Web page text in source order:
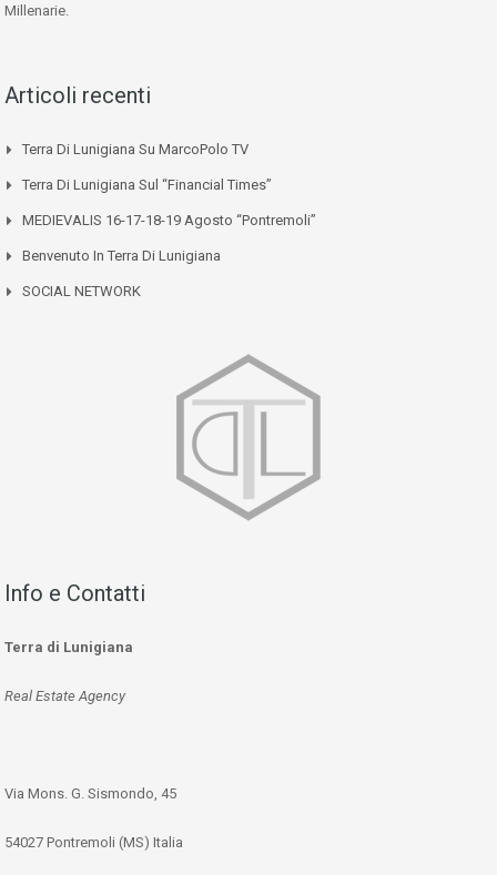
Millenarie.
Articoli recenti
Terra Di Lunigiana Su MarcoPolo TV
Terra Di Lunigiana Sul “Financial Times”
MEDIEVALIS 16-17-18-19 Agosto “Pontremoli”
Benvenuto In Terra Di Lunigiana
SOCIAL NETWORK
Info e Contatti
Terra di Lunigiana
Real Estate Agency
Via Mons. G. Sismondo, 45
54027 Pontremoli (MS) Italia